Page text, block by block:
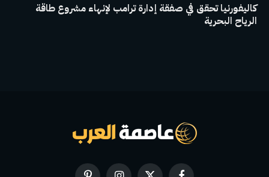
كاليفورنيا تحقق في صفقة إدارة ترامب لإنهاء مشروع طاقة
الرياح البحرية